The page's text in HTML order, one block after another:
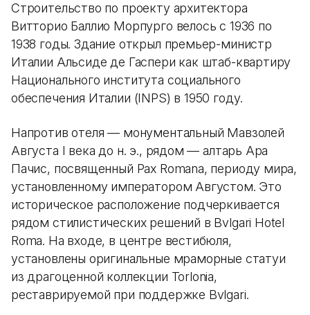
Строительство по проекту архитектора
Витторио Баллио Морпурго велось с 1936 по
1938 годы. Здание открыл премьер-министр
Италии Альсиде де Гаспери как штаб-квартиру
Национального института социального
обеспечения Италии (INPS) в 1950 году.
Напротив отеля — монументальный Мавзолей
Августа I века до н. э., рядом — алтарь Ара
Пачис, посвященный Pax Romana, периоду мира,
установленному императором Августом. Это
историческое расположение подчеркивается
рядом стилистических решений в Bvlgari Hotel
Roma. На входе, в центре вестибюля,
установлены оригинальные мраморные статуи
из драгоценной коллекции Torlonia,
реставрируемой при поддержке Bvlgari.